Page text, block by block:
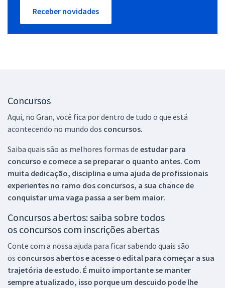
Receber novidades
Concursos
Aqui, no Gran, você fica por dentro de tudo o que está
acontecendo no mundo dos concursos.
Saiba quais são as melhores formas de estudar para
concurso e comece a se preparar o quanto antes. Com
muita dedicação, disciplina e uma ajuda de profissionais
experientes no ramo dos concursos, a sua chance de
conquistar uma vaga passa a ser bem maior.
Concursos abertos: saiba sobre todos
os concursos com inscrições abertas
Conte com a nossa ajuda para ficar sabendo quais são
os concursos abertos e acesse o edital para começar a sua
trajetória de estudo. É muito importante se manter
sempre atualizado, isso porque um descuido pode lhe